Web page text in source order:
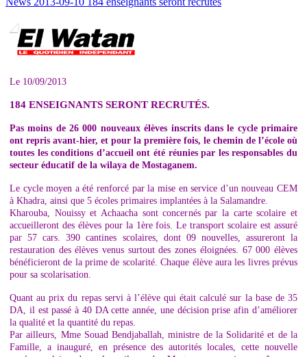
Le 10/09/2013
184 ENSEIGNANTS SERONT RECRUTÉS.
Pas moins de 26 000 nouveaux élèves inscrits dans le cycle primaire
ont repris avant-hier, et pour la première fois, le chemin de l’école où
toutes les conditions d’accueil ont été réunies par les responsables du
secteur éducatif de la wilaya de Mostaganem.
Le cycle moyen a été renforcé par la mise en service d’un nouveau CEM
à Khadra, ainsi que 5 écoles primaires implantées à la Salamandre.
Kharouba, Nouissy et Achaacha sont concernés par la carte scolaire et
accueilleront des élèves pour la 1ère fois. Le transport scolaire est assuré
par 57 cars. 390 cantines scolaires, dont 09 nouvelles, assureront la
restauration des élèves venus surtout des zones éloignées. 67 000 élèves
bénéficieront de la prime de scolarité. Chaque élève aura les livres prévus
pour sa scolarisation.
Quant au prix du repas servi à l’élève qui était calculé sur la base de 35
DA, il est passé à 40 DA cette année, une décision prise afin d’améliorer
la qualité et la quantité du repas.
Par ailleurs, Mme Souad Bendjaballah, ministre de la Solidarité et de la
Famille, a inauguré, en présence des autorités locales, cette nouvelle